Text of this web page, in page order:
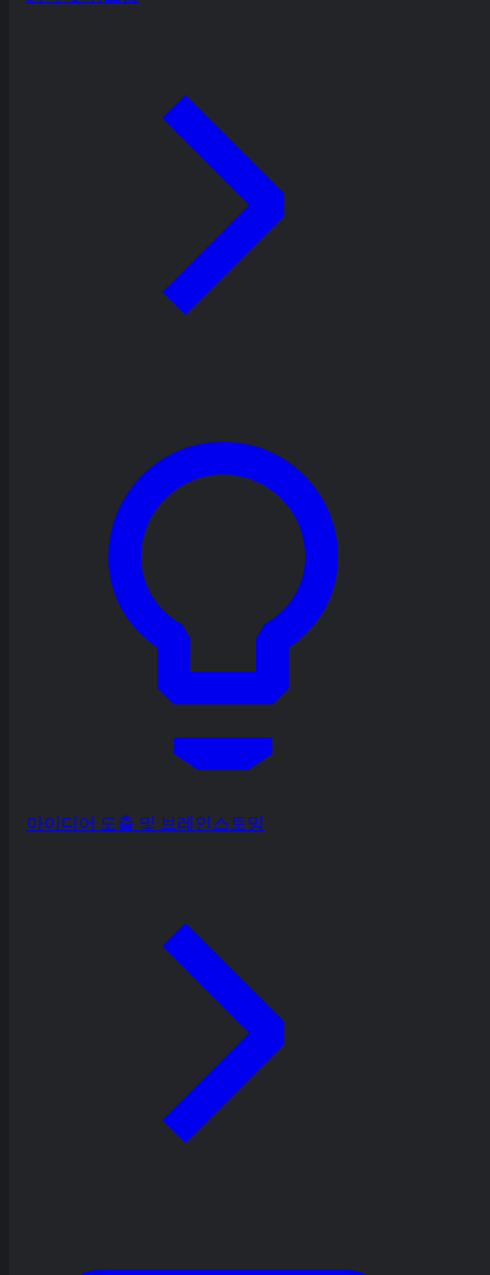
아이디어 도출 및 브레인스토밍